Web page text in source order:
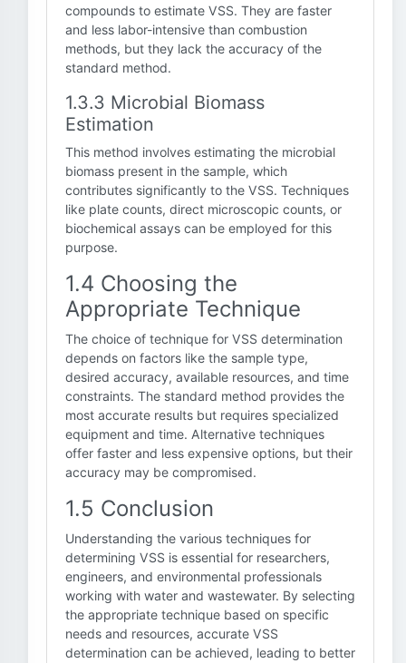
compounds to estimate VSS. They are faster
and less labor-intensive than combustion
methods, but they lack the accuracy of the
standard method.
1.3.3 Microbial Biomass
Estimation
This method involves estimating the microbial
biomass present in the sample, which
contributes significantly to the VSS. Techniques
like plate counts, direct microscopic counts, or
biochemical assays can be employed for this
purpose.
1.4 Choosing the
Appropriate Technique
The choice of technique for VSS determination
depends on factors like the sample type,
desired accuracy, available resources, and time
constraints. The standard method provides the
most accurate results but requires specialized
equipment and time. Alternative techniques
offer faster and less expensive options, but their
accuracy may be compromised.
1.5 Conclusion
Understanding the various techniques for
determining VSS is essential for researchers,
engineers, and environmental professionals
working with water and wastewater. By selecting
the appropriate technique based on specific
needs and resources, accurate VSS
determination can be achieved, leading to better